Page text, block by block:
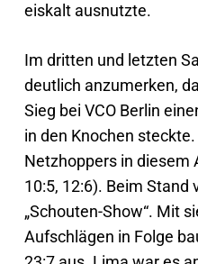
eiskalt ausnutzte.
Im dritten und letzten
deutlich anzumerken,
Sieg bei VCO Berlin
in den Knochen
Netzhoppers in diesem
10:5, 12:6). Beim Stand
„Schouten-Show“. Mit
Aufschlägen in Folge